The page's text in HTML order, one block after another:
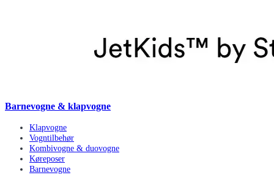
Barnevogne & klapvogne
Klapvogne
Vogntilbehør
Kombivogne & duovogne
Køreposer
Barnevogne